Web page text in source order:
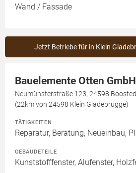
Wand / Fassade
Jetzt Betriebe für in Klein
Bauelemente Otten GmbH
Neumünsterstraße 123, 24598
(22km von 24598 Klein Gladebrügge)
TÄTIGKEITEN
Reparatur, Beratung, Neueinbau,
GEBÄUDETEILE
Kunststofffenster, Alufenster,